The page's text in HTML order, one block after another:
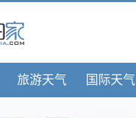
旅游天气 国际天气